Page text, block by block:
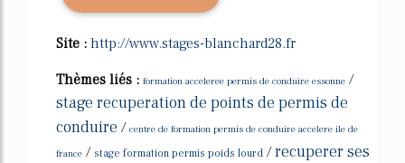
Site : http://www.stages-blanchard28.fr
Thèmes liés : formation acceleree permis de conduire essonne /
stage recuperation de points de permis de
conduire / centre de formation permis de conduire accelere ile de
france / stage formation permis poids lourd /recuperer ses